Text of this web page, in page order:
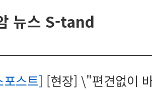
뉴스 S-tand
포스트] [현장] \"편견없이